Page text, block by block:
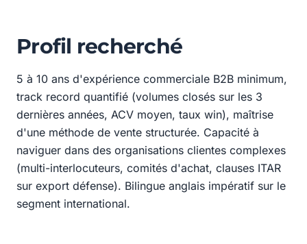
Profil recherché
5 à 10 ans d'expérience commerciale B2B minimum,
track record quantifié (volumes closés sur les 3
dernières années, ACV moyen, taux win), maîtrise
d'une méthode de vente structurée. Capacité à
naviguer dans des organisations clientes complexes
(multi-interlocuteurs, comités d'achat, clauses ITAR
sur export défense). Bilingue anglais impératif sur le
segment international.